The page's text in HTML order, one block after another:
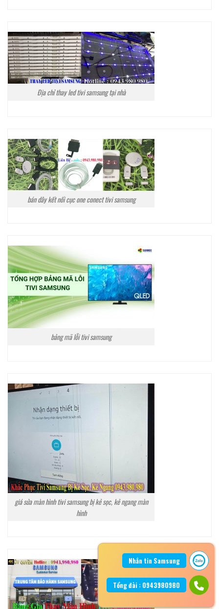
Địa chỉ thay led tivi samsung tại nhà
bán dây kết nối cục one conect tivi samsung
bảng mã lỗi tivi samsung
giá sửa màn hình tivi samsung bị kẻ sọc, kẻ ngang màn
hình
Nhắn tin Samsung
Tổng đài : 0943980980